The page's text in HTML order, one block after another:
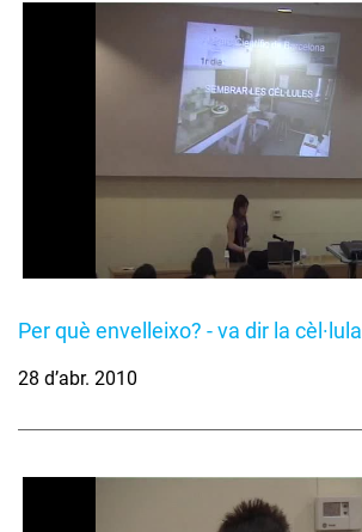
Per què envelleixo? - va dir la cèl·lula
28 d’abr. 2010